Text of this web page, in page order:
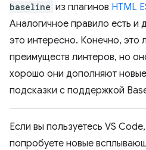
baseline из плагинов HTML
Аналогичное правило есть и
это интересно. Конечно, это
преимуществ линтеров, но
хорошо они дополняют
подсказки с поддержкой
Если вы пользуетесь VS
попробуете новые